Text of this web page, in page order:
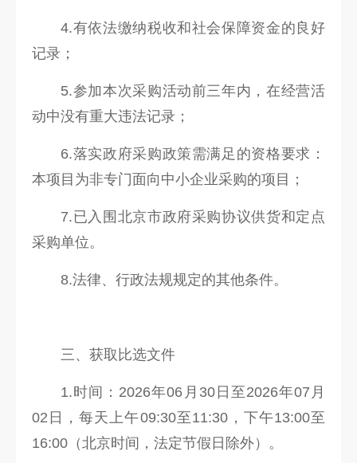
4.有依法缴纳税收和社会保障资金的良好
记录；
5.参加本次采购活动前三年内，在经营活
动中没有重大违法记录；
6.落实政府采购政策需满足的资格要求：
本项目为非专门面向中小企业采购的项目；
7.已入围北京市政府采购协议供货和定点
采购单位。
8.法律、行政法规规定的其他条件。
三、获取比选文件
1.时间：2026年06月30日至2026年07月
02日，每天上午09:30至11:30，下午13:00至
16:00（北京时间，法定节假日除外）。